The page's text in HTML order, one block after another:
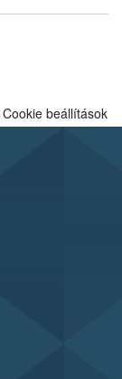
elleni további
is
Cookie beállítások